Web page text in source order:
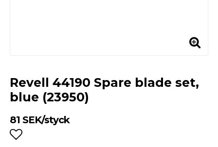
Revell 44190 Spare blade set,
blue (23950)
81 SEK/styck